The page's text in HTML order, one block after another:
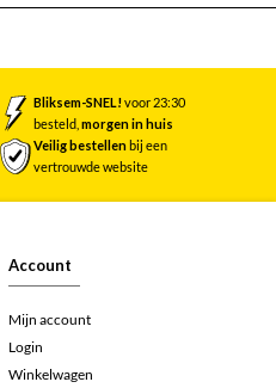
Bliksem-SNEL!voor 23:30
besteld,morgen in huis
Veilig bestellenbij een
vertrouwde website
Account
Mijn account
Login
Winkelwagen